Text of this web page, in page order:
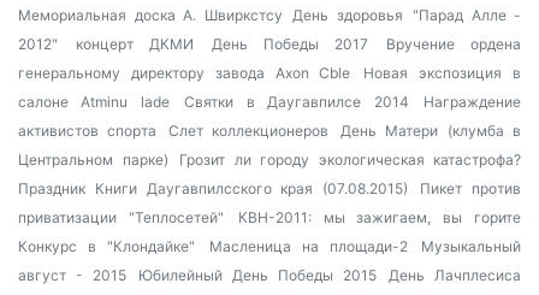
Мемориальная доска А. Швиркстсу День здоровья
"Парад Алле -
2012"
концерт ДКМИ День Победы 2017
Вручение ордена
генеральному директору завода Axon Cble
Новая экспозиция в
салоне Atminu lade
Святки в Даугавпилсе 2014
Награждение
активистов спорта
Слет коллекционеров
День Матери (клумба в
Центральном парке)
Грозит ли городу экологическая катастрофа?
Праздник Книги Даугавпилсского края (07.08.2015)
Пикет против
приватизации "Теплосетей"
КВН-2011: мы зажигаем, вы горите
Конкурс в "Клондайке"
Масленица на площади-2
Музыкальный
август - 2015
Юбилейный День Победы 2015
День Лачплесиса